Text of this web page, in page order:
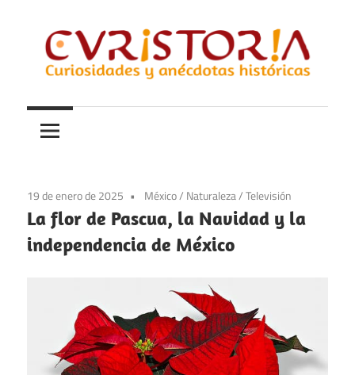
contenido
Curistoria
y
anécdotas
historia
19 de enero de 2025 México/ Naturaleza/Televisión
La flor de Pascua, la Navidad y la
independencia de México